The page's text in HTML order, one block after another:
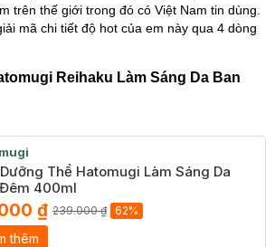
trên thế giới trong đó có Việt Nam tin dùng.
mã chi tiết độ hot của em này qua 4 dòng
Reihaku Làm Sáng Da Ban
Thể Hatomugi Làm Sáng Da
400ml
₫ 239.000 ₫ 62%
thêm